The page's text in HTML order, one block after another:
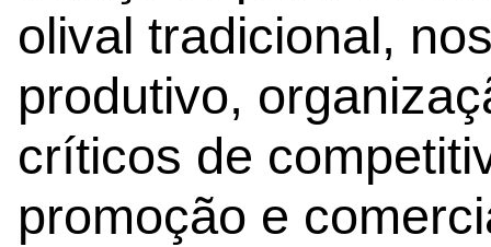
olival tradicional,
produtivo,
críticos de
promoção e